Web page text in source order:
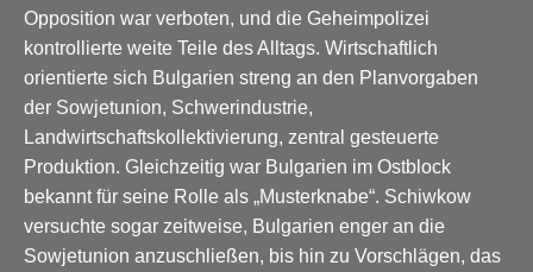
Opposition war verboten, und die Geheimpolizei
kontrollierte weite Teile des Alltags. Wirtschaftlich
orientierte sich Bulgarien streng an den Planvorgaben
der Sowjetunion, Schwerindustrie,
Landwirtschaftskollektivierung, zentral gesteuerte
Produktion. Gleichzeitig war Bulgarien im Ostblock
bekannt für seine Rolle als „Musterknabe“. Schiwkow
versuchte sogar zeitweise, Bulgarien enger an die
Sowjetunion anzuschließen, bis hin zu Vorschlägen, das